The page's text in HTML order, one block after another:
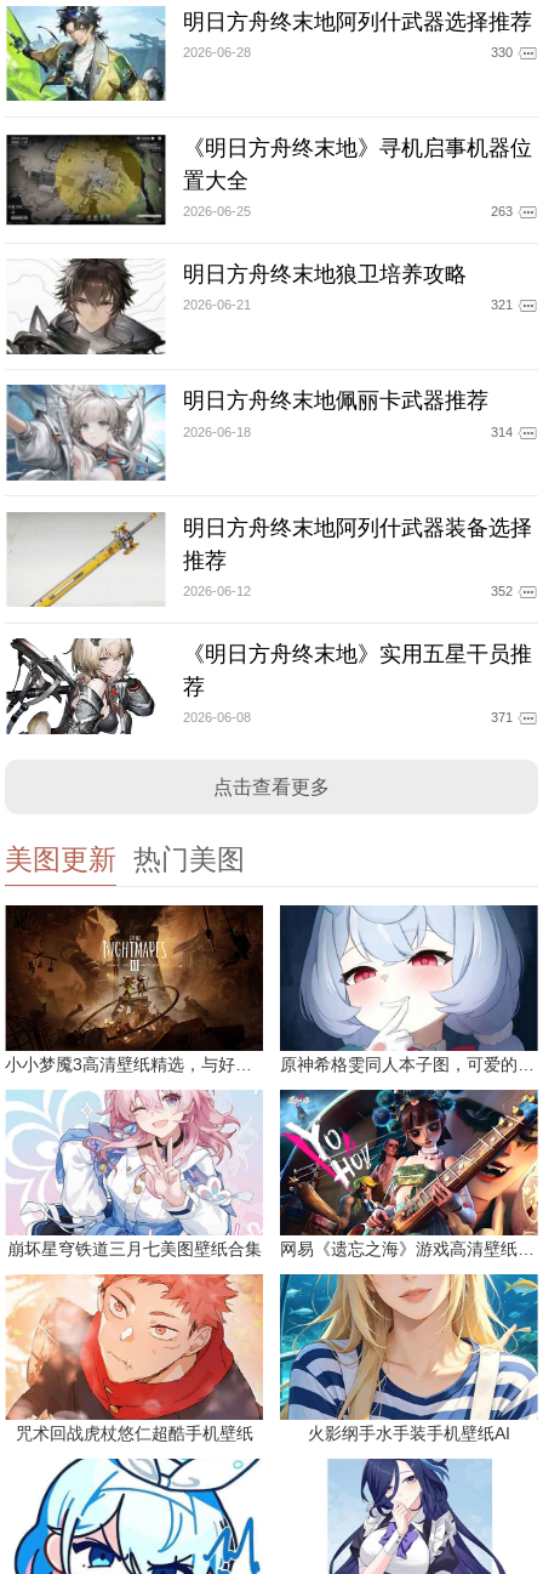
明日方舟终末地阿列什武器选择推荐
2026-06-28 330
《明日方舟终末地》寻机启事机器位
置大全
2026-06-25 263
明日方舟终末地狼卫培养攻略
2026-06-21 321
明日方舟终末地佩丽卡武器推荐
2026-06-18 314
明日方舟终末地阿列什武器装备选择
推荐
2026-06-12 352
《明日方舟终末地》实用五星干员推
荐
2026-06-08 371
点击查看更多
美图更新 热门美图
崩坏星穹铁道三月七美图壁纸合集 网易《遗忘之海》游戏高清壁纸精选
咒术回战虎杖悠仁超酷手机壁纸 火影纲手水手装手机壁纸AI